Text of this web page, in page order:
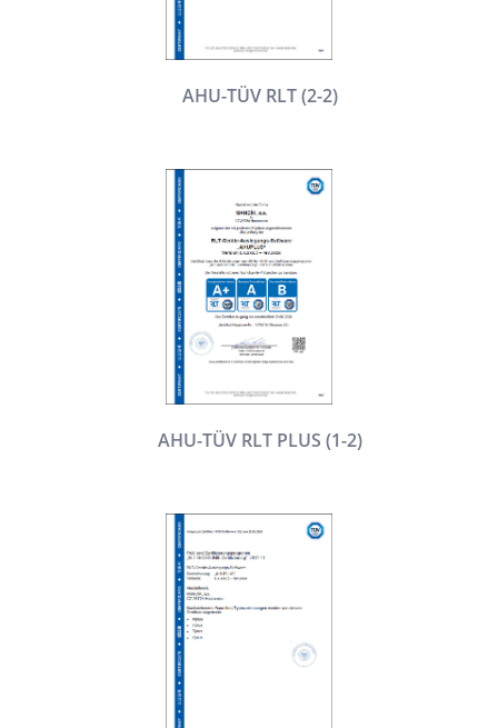
AHU-TÜV RLT (2-2)
AHU-TÜV RLT PLUS (1-2)